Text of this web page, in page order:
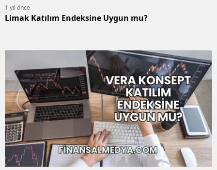
1 yıl önce
Limak Katılım Endeksine Uygun mu?